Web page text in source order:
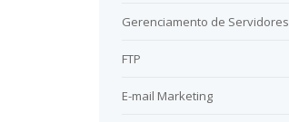
Gerenciamento de Servidores
FTP
E-mail Marketing